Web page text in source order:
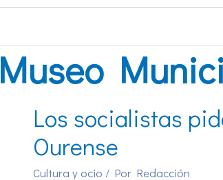
Museo
Los socialistas
Ourense
Cultura y ocio / Por Redacción